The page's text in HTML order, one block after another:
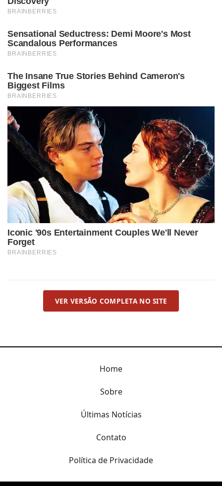
VER VERSÃO COMPLETA NO SITE
Home
Sobre
Últimas Notícias
Contato
Política de Privacidade